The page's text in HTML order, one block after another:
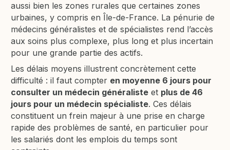
aussi bien les zones rurales que certaines zones
urbaines, y compris en Île-de-France. La pénurie de
médecins généralistes et de spécialistes rend l’accès
aux soins plus complexe, plus long et plus incertain
pour une grande partie des actifs.
Les délais moyens illustrent concrètement cette
difficulté : il faut compter en moyenne 6 jours pour
consulter un médecin généraliste et plus de 46
jours pour un médecin spécialiste. Ces délais
constituent un frein majeur à une prise en charge
rapide des problèmes de santé, en particulier pour
les salariés dont les emplois du temps sont